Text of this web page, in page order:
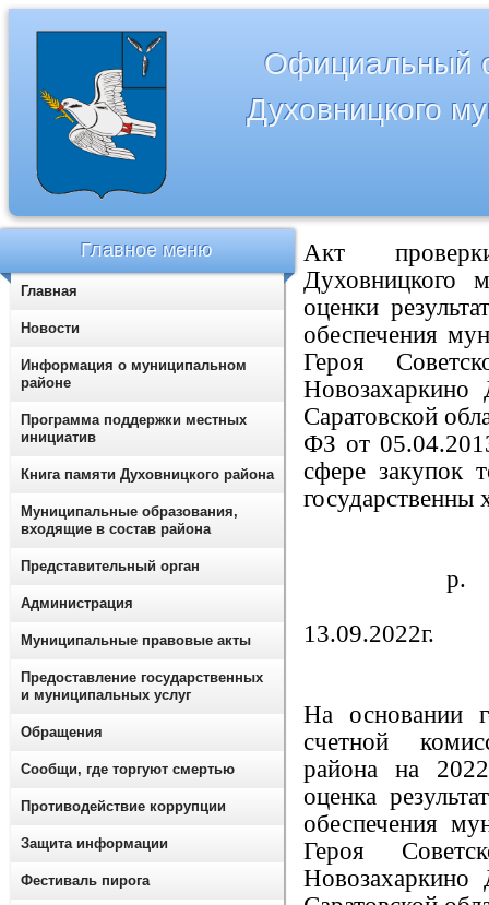
Официальный
Духовницкого
Акт
Духовницкого
оценки
обеспечения
Героя
Новозахаркино
Саратовской
ФЗ от
сфере закупок
р. п.
На основании
счетной
района на
оценка
обеспечения
Героя
Новозахаркино
Главное меню
Главная
Новости
Информация о муниципальном
районе
Программа поддержки местных
инициатив
Книга памяти Духовницкого района
Муниципальные образования,
входящие в состав района
Представительный орган
Администрация
Муниципальные правовые акты
Предоставление государственных
и муниципальных услуг
Обращения
Сообщи, где торгуют смертью
Противодействие коррупции
Защита информации
Фестиваль пирога